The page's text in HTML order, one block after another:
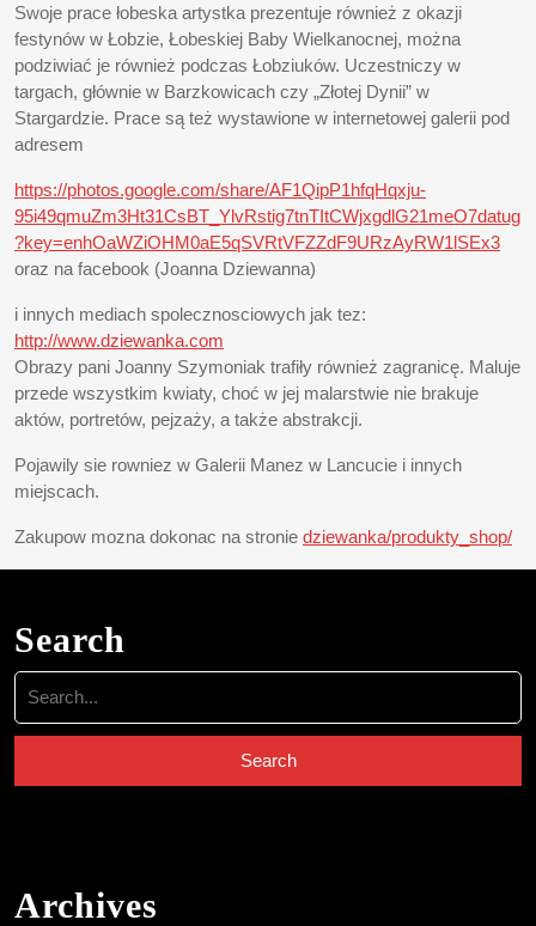
Swoje prace łobeska artystka prezentuje również z okazji
festynów w Łobzie, Łobeskiej Baby Wielkanocnej, można
podziwiać je również podczas Łobziuków. Uczestniczy w
targach, głównie w Barzkowicach czy „Złotej Dynii” w
Stargardzie. Prace są też wystawione w internetowej galerii pod
adresem
https://photos.google.com/share/AF1QipP1hfqHqxju-
95i49qmuZm3Ht31CsBT_YlvRstig7tnTItCWjxgdlG21meO7datug
?key=enhOaWZiOHM0aE5qSVRtVFZZdF9URzAyRW1lSEx3
oraz na facebook (Joanna Dziewanna)
i innych mediach spolecznosciowych jak tez:
http://www.dziewanka.com
Obrazy pani Joanny Szymoniak trafiły również zagranicę. Maluje
przede wszystkim kwiaty, choć w jej malarstwie nie brakuje
aktów, portretów, pejzaży, a także abstrakcji.
Pojawily sie rowniez w Galerii Manez w Lancucie i innych
miejscach.
Zakupow mozna dokonac na stronie dziewanka/produkty_shop/
Search
Search
for:
Archives